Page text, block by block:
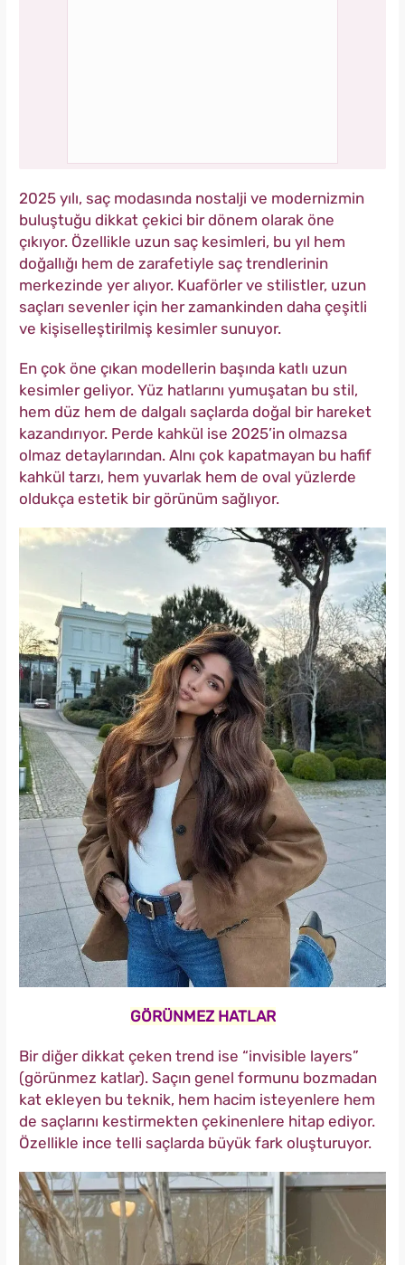
2025 yılı, saç modasında nostalji ve modernizmin
buluştuğu dikkat çekici bir dönem olarak öne
çıkıyor. Özellikle uzun saç kesimleri, bu yıl hem
doğallığı hem de zarafetiyle saç trendlerinin
merkezinde yer alıyor. Kuaförler ve stilistler, uzun
saçları sevenler için her zamankinden daha çeşitli
ve kişiselleştirilmiş kesimler sunuyor.
En çok öne çıkan modellerin başında katlı uzun
kesimler geliyor. Yüz hatlarını yumuşatan bu stil,
hem düz hem de dalgalı saçlarda doğal bir hareket
kazandırıyor. Perde kahkül ise 2025’in olmazsa
olmaz detaylarından. Alnı çok kapatmayan bu hafif
kahkül tarzı, hem yuvarlak hem de oval yüzlerde
oldukça estetik bir görünüm sağlıyor.
GÖRÜNMEZ HATLAR
Bir diğer dikkat çeken trend ise “invisible layers”
(görünmez katlar). Saçın genel formunu bozmadan
kat ekleyen bu teknik, hem hacim isteyenlere hem
de saçlarını kestirmekten çekinenlere hitap ediyor.
Özellikle ince telli saçlarda büyük fark oluşturuyor.